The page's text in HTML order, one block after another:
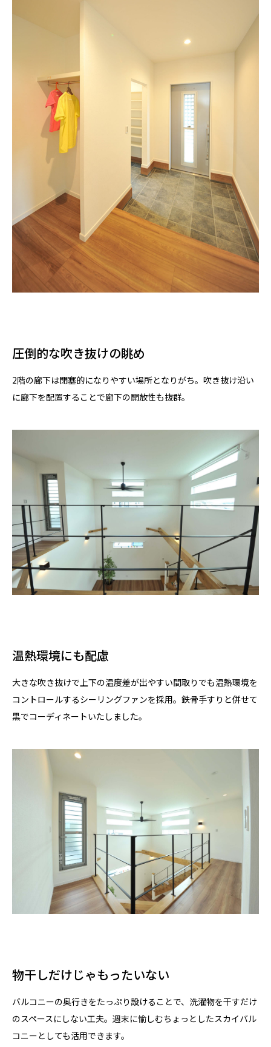
圧倒的な吹き抜けの眺め
2階の廊下は閉塞的になりやすい場所となりがち。吹き抜け沿い
に廊下を配置することで廊下の開放性も抜群。
温熱環境にも配慮
大きな吹き抜けで上下の温度差が出やすい間取りでも温熱環境を
コントロールするシーリングファンを採用。鉄骨手すりと併せて
黒でコーディネートいたしました。
物干しだけじゃもったいない
バルコニーの奥行きをたっぷり設けることで、洗濯物を干すだけ
のスペースにしない工夫。週末に愉しむちょっとしたスカイバル
コニーとしても活用できます。